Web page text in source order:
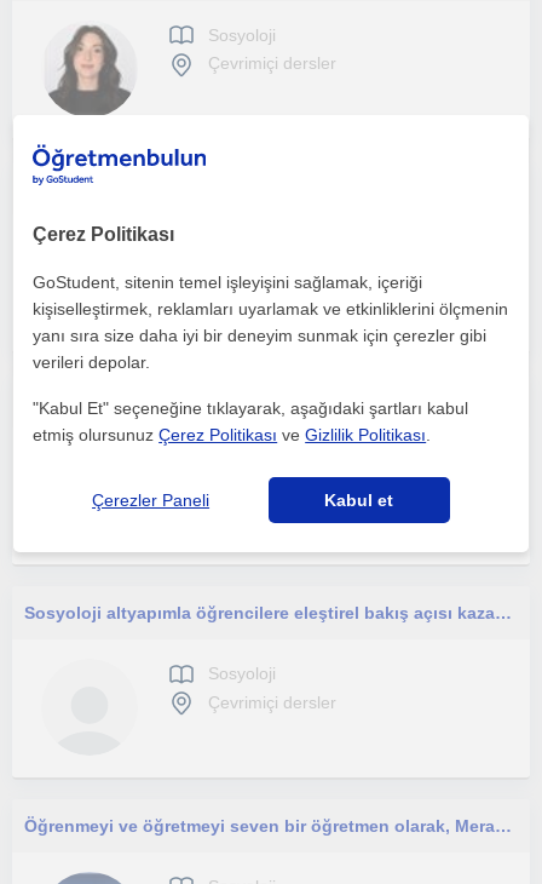
Sosyoloji
Çevrimiçi dersler
Çevrimiçi dersler
Sosyoloji altyapımla öğrencilere eleştirel bakış açısı kazandıran, okul ve sınav odaklı pedagojik destek sunan sosyoloğum.
Sosyoloji
Çevrimiçi dersler
Öğrenmeyi ve öğretmeyi seven bir öğretmen olarak, Meraklı ve sorgulayan gençlere hitap ediyorum.
Çerez Politikası
GoStudent, sitenin temel işleyişini sağlamak, içeriği
kişiselleştirmek, reklamları uyarlamak ve etkinliklerini ölçmenin
yanı sıra size daha iyi bir deneyim sunmak için çerezler gibi
verileri depolar.
"Kabul Et" seçeneğine tıklayarak, aşağıdaki şartları kabul
etmiş olursunuzÇerez Politikası veGizlilik Politikası
Çerezler Paneli Kabul et